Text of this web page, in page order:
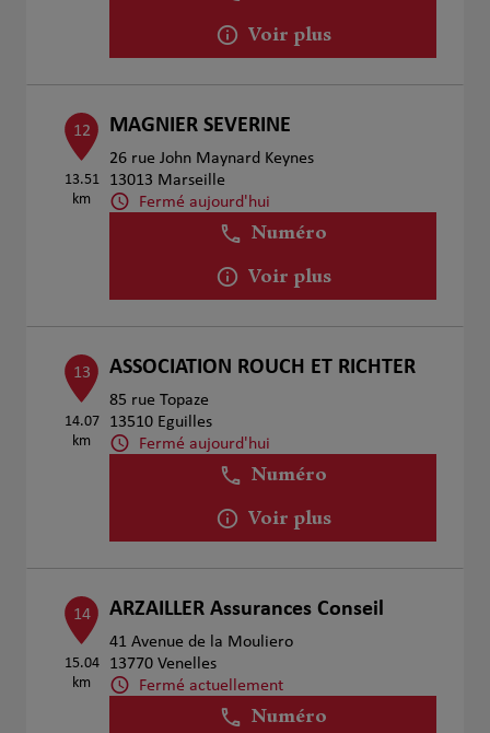
Voir plus
12
13.51
km
MAGNIER SEVERINE
26 rue John Maynard Keynes
13013 Marseille
Fermé aujourd'hui
Numéro
Voir plus
13
14.07
km
ASSOCIATION ROUCH ET RICHTER
85 rue Topaze
13510 Eguilles
Fermé aujourd'hui
Numéro
Voir plus
14
15.04
km
ARZAILLER Assurances Conseil
41 Avenue de la Mouliero
13770 Venelles
Fermé actuellement
Numéro